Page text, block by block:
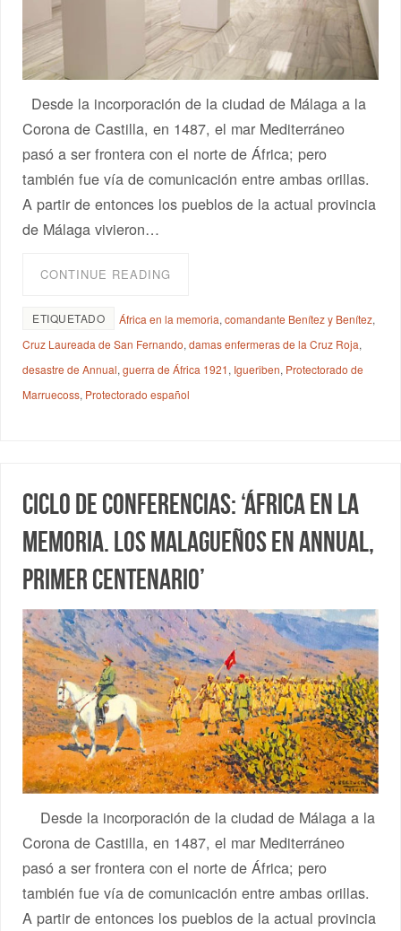
Desde la incorporación de la ciudad de Málaga a la
Corona de Castilla, en 1487, el mar Mediterráneo
pasó a ser frontera con el norte de África; pero
también fue vía de comunicación entre ambas orillas.
A partir de entonces los pueblos de la actual provincia
de Málaga vivieron…
CONTINUE READING
ETIQUETADO África en la memoria,comandante Benítez y Benítez,
Cruz Laureada de San Fernando,damas enfermeras de la Cruz Roja,
desastre de Annual,guerra de África 1921, Igueriben, Protectorado de
Marruecoss, Protectorado español
Ciclo de conferencias: ‘África en la
memoria. Los malagueños en Annual,
primer centenario’
Desde la incorporación de la ciudad de Málaga a la
Corona de Castilla, en 1487, el mar Mediterráneo
pasó a ser frontera con el norte de África; pero
también fue vía de comunicación entre ambas orillas.
A partir de entonces los pueblos de la actual provincia